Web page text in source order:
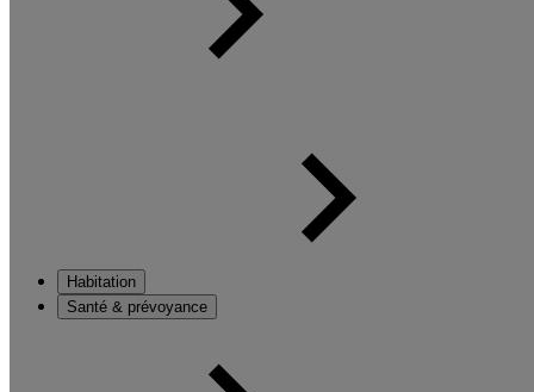
Habitation
Santé & prévoyance